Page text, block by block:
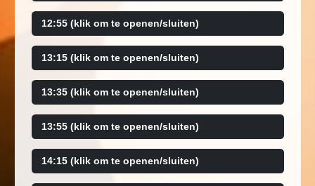
12:55 (klik om te openen/sluiten)
13:15 (klik om te openen/sluiten)
13:35 (klik om te openen/sluiten)
13:55 (klik om te openen/sluiten)
14:15 (klik om te openen/sluiten)